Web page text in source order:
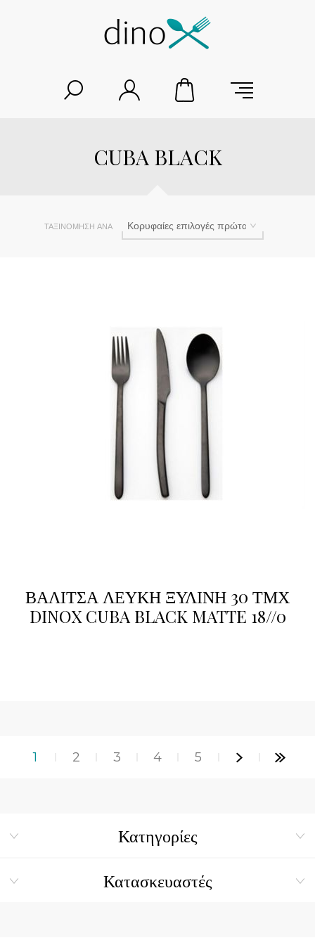
CUBA BLACK
ΤΑΞΙΝΌΜΗΣΗ ΑΝΆ
ΒΑΛΙΤΣΑ ΛΕΥΚΗ ΞΥΛΙΝΗ 30 ΤΜΧ
DINOX CUBA BLACK MATTE 18//0
1 2 3 4 5
Κατηγορίες
Κατασκευαστές